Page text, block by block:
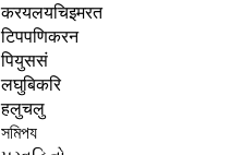
करयलयचिइमरत
टिपपणिकरन
पियुससं
लघुबिकरि
हलुचलु
সমিপয